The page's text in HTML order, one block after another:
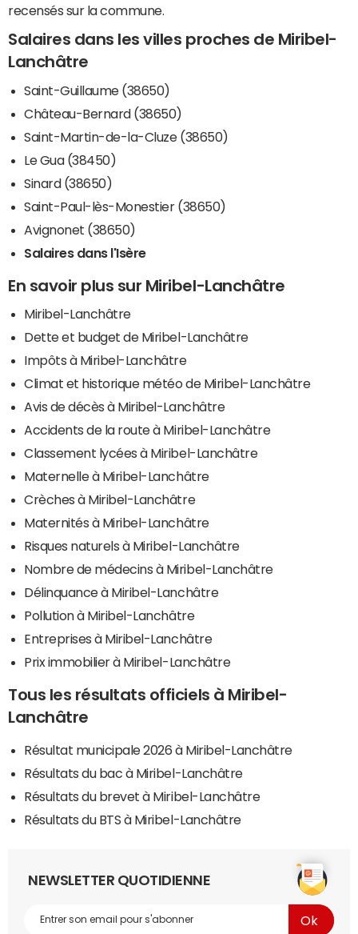
recensés sur la commune.
Salaires dans les villes proches de Miribel-
Lanchâtre
Saint-Guillaume (38650)
Château-Bernard (38650)
Saint-Martin-de-la-Cluze (38650)
Le Gua (38450)
Sinard (38650)
Saint-Paul-lès-Monestier (38650)
Avignonet (38650)
Salaires dans l'Isère
En savoir plus sur Miribel-Lanchâtre
Miribel-Lanchâtre
Dette et budget de Miribel-Lanchâtre
Impôts à Miribel-Lanchâtre
Climat et historique météo de Miribel-Lanchâtre
Avis de décès à Miribel-Lanchâtre
Accidents de la route à Miribel-Lanchâtre
Classement lycées à Miribel-Lanchâtre
Maternelle à Miribel-Lanchâtre
Crèches à Miribel-Lanchâtre
Maternités à Miribel-Lanchâtre
Risques naturels à Miribel-Lanchâtre
Nombre de médecins à Miribel-Lanchâtre
Délinquance à Miribel-Lanchâtre
Pollution à Miribel-Lanchâtre
Entreprises à Miribel-Lanchâtre
Prix immobilier à Miribel-Lanchâtre
Tous les résultats officiels à Miribel-
Lanchâtre
Résultat municipale 2026 à Miribel-Lanchâtre
Résultats du bac à Miribel-Lanchâtre
Résultats du brevet à Miribel-Lanchâtre
Résultats du BTS à Miribel-Lanchâtre
NEWSLETTER QUOTIDIENNE